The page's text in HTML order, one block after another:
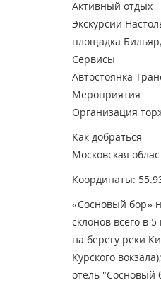
Активный отдых
Экскурсии
площадка
Сервисы
Автостоянка
Мероприятия
Организация
Как добраться
Московская
Координаты:
«Сосновый бор»
склонов всего в
на берегу реки
Курского
отель "Сосновый